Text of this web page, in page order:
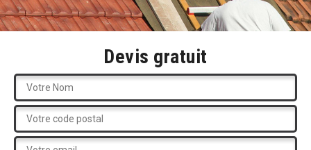
Devis gratuit